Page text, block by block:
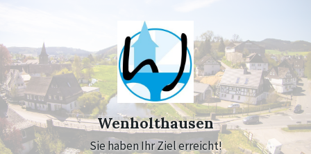
navigation
Wenholthausen
Sie haben Ihr Ziel erreicht!